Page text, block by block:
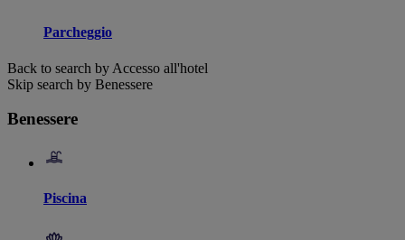
Parcheggio
Back to search by Accesso all'hotel
Skip search by Benessere
Benessere
Piscina